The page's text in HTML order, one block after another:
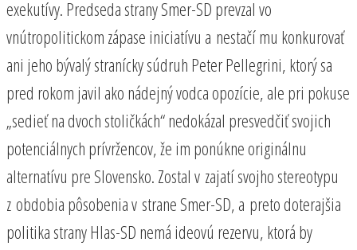
exekutívy. Predseda strany Smer-SD prevzal vo
vnútropolitickom zápase iniciatívu a nestačí mu konkurovať
ani jeho bývalý stranícky súdruh Peter Pellegrini, ktorý sa
pred rokom javil ako nádejný vodca opozície, ale pri pokuse
„sedieť na dvoch stoličkách“ nedokázal presvedčiť svojich
potenciálnych prívržencov, že im ponúkne originálnu
alternatívu pre Slovensko. Zostal v zajatí svojho stereotypu
z obdobia pôsobenia v strane Smer-SD, a preto doterajšia
politika strany Hlas-SD nemá ideovú rezervu, ktorá by